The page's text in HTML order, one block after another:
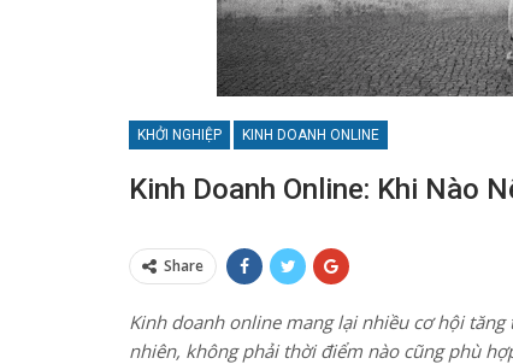
KHỞI NGHIỆP KINH DOANH ONLINE
Kinh Doanh Online: Khi Nào
Share
Kinh doanh online mang lại nhiều cơ hội
nhiên, không phải thời điểm nào cũng phù